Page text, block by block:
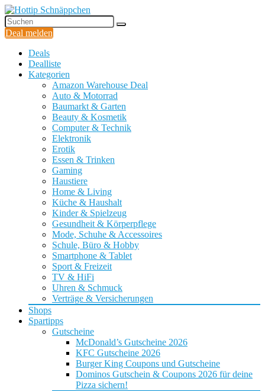
Deal melden
Deals
Dealliste
Kategorien
Amazon Warehouse Deal
Auto & Motorrad
Baumarkt & Garten
Beauty & Kosmetik
Computer & Technik
Elektronik
Erotik
Essen & Trinken
Gaming
Haustiere
Home & Living
Küche & Haushalt
Kinder & Spielzeug
Gesundheit & Körperpflege
Mode, Schuhe & Accessoires
Schule, Büro & Hobby
Smartphone & Tablet
Sport & Freizeit
TV & HiFi
Uhren & Schmuck
Verträge & Versicherungen
Shops
Spartipps
Gutscheine
McDonald’s Gutscheine 2026
KFC Gutscheine 2026
Burger King Coupons und Gutscheine
Dominos Gutschein & Coupons 2026 für deine
Pizza sichern!